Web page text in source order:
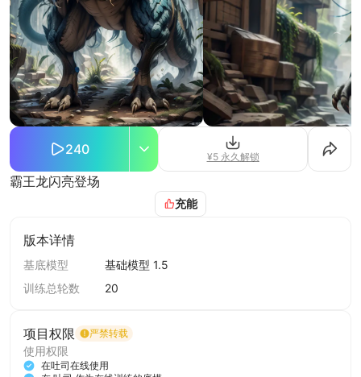
240 ¥5 永久解锁
霸王龙闪亮登场
充能
版本详情
基底模型
基础模型 1.5
训练总轮数
20
项目权限 严禁转载
使用权限
在吐司在线使用